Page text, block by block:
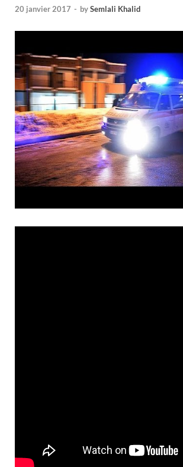
20 janvier 2017 - bySemlali Khalid